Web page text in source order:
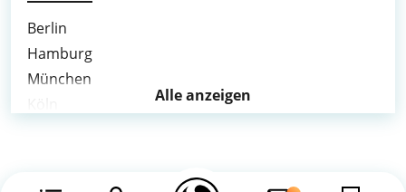
Berlin
Hamburg
München
Alle anzeigen